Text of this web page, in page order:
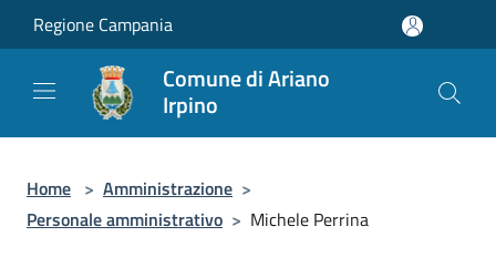
Salta al contenuto principale
Regione Campania
Comune di Ariano
Irpino
Home > Amministrazione >
Personale amministrativo > Michele Perrina